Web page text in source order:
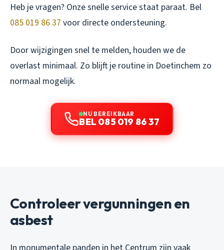
Heb je vragen? Onze snelle service staat paraat. Bel
085 019 86 37 voor directe ondersteuning.
Door wijzigingen snel te melden, houden we de
overlast minimaal. Zo blijft je routine in Doetinchem zo
normaal mogelijk.
NU BEREIKBAAR
BEL 085 019 86 37
Controleer vergunningen en
asbest